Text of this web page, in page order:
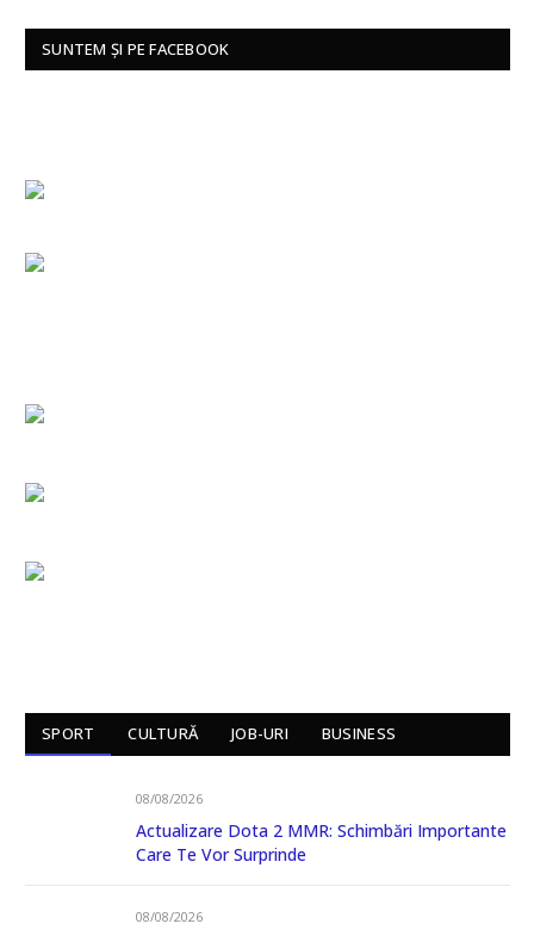
SUNTEM ȘI PE FACEBOOK
SPORT CULTURĂ JOB-URI BUSINESS
08/08/2026
Actualizare Dota 2 MMR: Schimbări Importante
Care Te Vor Surprinde
08/08/2026